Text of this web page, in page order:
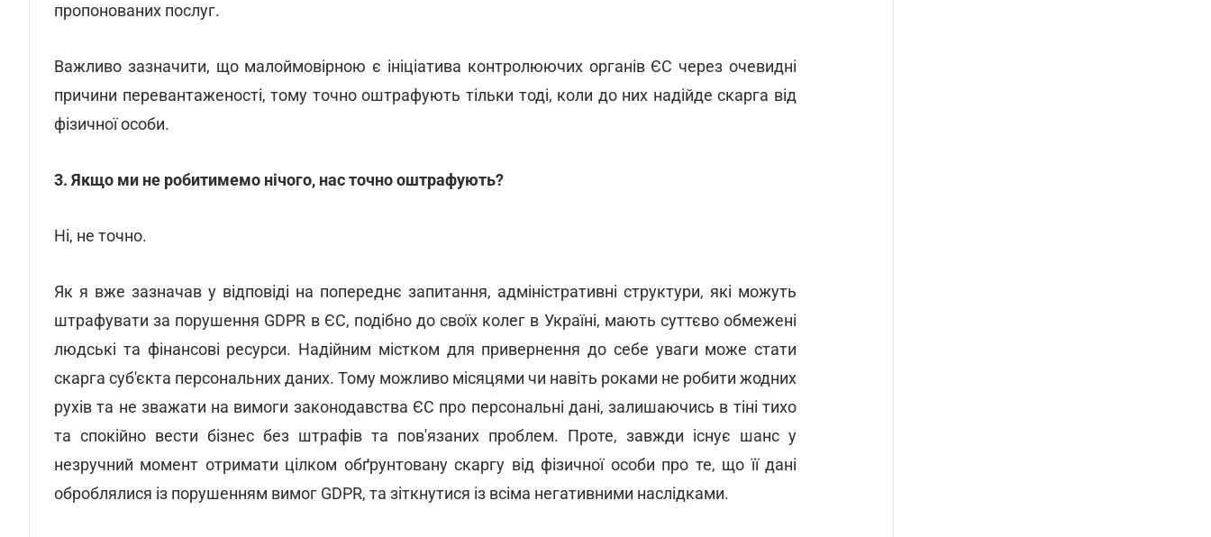
пропонованих послуг.
Важливо зазначити, що малоймовірною є ініціатива контролюючих органів ЄС через очевидні
причини перевантаженості, тому точно оштрафують тільки тоді, коли до них надійде скарга від
фізичної особи.
3. Якщо ми не робитимемо нічого, нас точно оштрафують?
Ні, не точно.
Як я вже зазначав у відповіді на попереднє запитання, адміністративні структури, які можуть
штрафувати за порушення GDPR в ЄС, подібно до своїх колег в Україні, мають суттєво обмежені
людські та фінансові ресурси. Надійним містком для привернення до себе уваги може стати
скарга суб'єкта персональних даних. Тому можливо місяцями чи навіть роками не робити жодних
рухів та не зважати на вимоги законодавства ЄС про персональні дані, залишаючись в тіні тихо
та спокійно вести бізнес без штрафів та пов'язаних проблем. Проте, завжди існує шанс у
незручний момент отримати цілком обґрунтовану скаргу від фізичної особи про те, що її дані
оброблялися із порушенням вимог GDPR, та зіткнутися із всіма негативними наслідками.